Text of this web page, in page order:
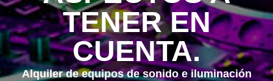
TENER EN
CUENTA.
Alquiler de equipos de sonido e iluminación